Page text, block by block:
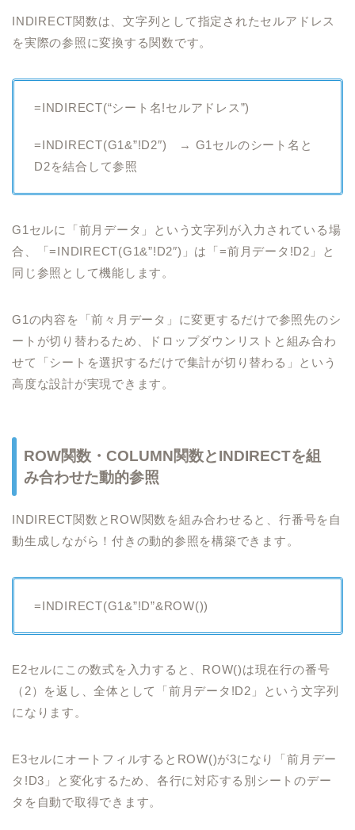
INDIRECT関数は、文字列として指定されたセルアドレス
を実際の参照に変換する関数です。
=INDIRECT(“シート名!セルアドレス”)
=INDIRECT(G1&”!D2″) → G1セルのシート名と
D2を結合して参照
G1セルに「前月データ」という文字列が入力されている場
合、「=INDIRECT(G1&”!D2″)」は「=前月データ!D2」と
同じ参照として機能します。
G1の内容を「前々月データ」に変更するだけで参照先のシ
ートが切り替わるため、ドロップダウンリストと組み合わ
せて「シートを選択するだけで集計が切り替わる」という
高度な設計が実現できます。
ROW関数・COLUMN関数とINDIRECTを組
み合わせた動的参照
INDIRECT関数とROW関数を組み合わせると、行番号を自
動生成しながら！付きの動的参照を構築できます。
=INDIRECT(G1&”!D”&ROW())
E2セルにこの数式を入力すると、ROW()は現在行の番号
（2）を返し、全体として「前月データ!D2」という文字列
になります。
E3セルにオートフィルするとROW()が3になり「前月デー
タ!D3」と変化するため、各行に対応する別シートのデー
タを自動で取得できます。